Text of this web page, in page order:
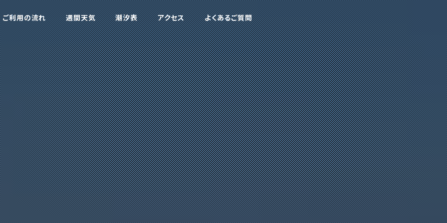
ご利用の流れ 週間天気 潮汐表 アクセス よくあるご質問